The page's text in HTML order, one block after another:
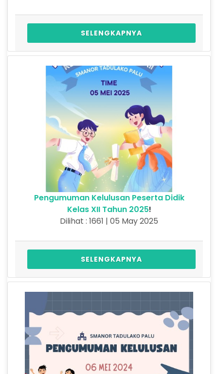
SELENGKAPNYA
Pengumuman Kelulusan Peserta Didik
Kelas XII Tahun 2025!
Dilihat : 1661 | 05 May 2025
SELENGKAPNYA